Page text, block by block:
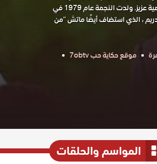
النجم الأساسي في مسلسل عزيز سوف يكون شخصية عزيز. ولدت النجمة عام 1979 في
، الذي استضاف أيضًا ماتش “من
موقع حكاية حب 7obtv
المواسم والحلقات